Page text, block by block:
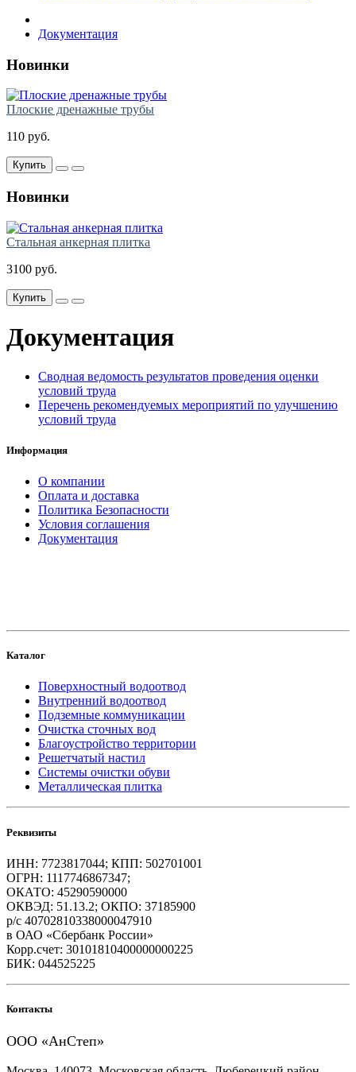
Документация
Новинки
Плоские дренажные трубы
110 руб.
Купить
Новинки
Стальная анкерная плитка
3100 руб.
Купить
Документация
Сводная ведомость результатов проведения оценки
условий труда
Перечень рекомендуемых мероприятий по улучшению
условий труда
Информация
О компании
Оплата и доставка
Политика Безопасности
Условия соглашения
Документация
Каталог
Поверхностный водоотвод
Внутренний водоотвод
Подземные коммуникации
Очистка сточных вод
Благоустройство территории
Решетчатый настил
Системы очистки обуви
Металлическая плитка
Реквизиты
ИНН: 7723817044; КПП: 502701001
ОГРН: 1117746867347;
ОКАТО: 45290590000
ОКВЭД: 51.13.2; ОКПО: 37185900
р/с 40702810338000047910
в ОАО «Сбербанк России»
Корр.счет: 30101810400000000225
БИК: 044525225
Контакты
ООО «АнСтеп»